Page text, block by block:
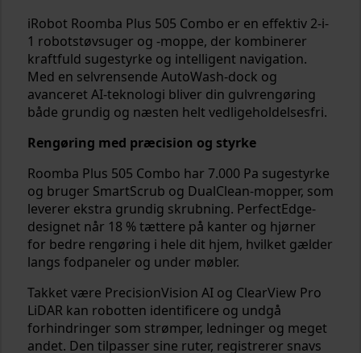
iRobot Roomba Plus 505 Combo er en effektiv 2-i-
1 robotstøvsuger og -moppe, der kombinerer
kraftfuld sugestyrke og intelligent navigation.
Med en selvrensende AutoWash-dock og
avanceret AI-teknologi bliver din gulvrengøring
både grundig og næsten helt vedligeholdelsesfri.
Rengøring med præcision og styrke
Roomba Plus 505 Combo har 7.000 Pa sugestyrke
og bruger SmartScrub og DualClean-mopper, som
leverer ekstra grundig skrubning. PerfectEdge-
designet når 18 % tættere på kanter og hjørner
for bedre rengøring i hele dit hjem, hvilket gælder
langs fodpaneler og under møbler.
Takket være PrecisionVision AI og ClearView Pro
LiDAR kan robotten identificere og undgå
forhindringer som strømper, ledninger og meget
andet. Den tilpasser sine ruter, registrerer snavs